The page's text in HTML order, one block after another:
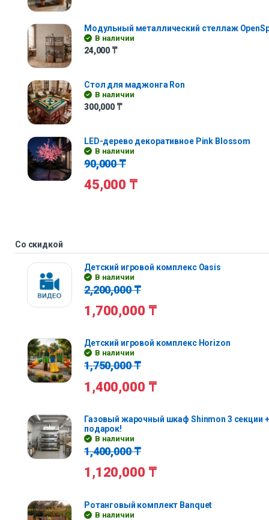
Модульный металлический стеллаж
В наличии
24,000 ₸
Стол для маджонга Ron
В наличии
300,000 ₸
LED-дерево декоративное Pink Blossom
В наличии
90,000₸
45,000 ₸
Со скидкой
Детский игровой комплекс Oasis
В наличии
2,200,000₸
1,700,000 ₸
Детский игровой комплекс Horizon
В наличии
1,750,000₸
1,400,000 ₸
Газовый жарочный шкаф Shinmon 3 секции
подарок!
В наличии
1,400,000₸
1,120,000 ₸
Ротанговый комплект Banquet
В наличии